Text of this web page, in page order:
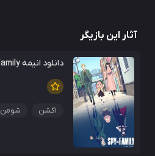
آثار این بازیگر
دانلود انیمه Spy X family
اکشن شومن